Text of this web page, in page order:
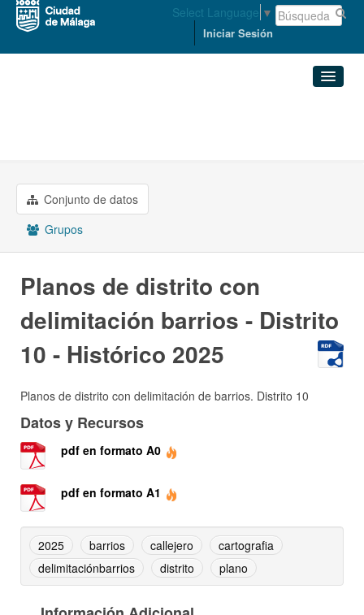
Select Language ▼
Iniciar Sesión
Grupos
Acerca de
Conjunto de datos
Grupos
Planos de distrito con
delimitación barrios - Distrito
10 - Histórico 2025
Planos de distrito con delimitación de barrios. Distrito 10
Datos y Recursos
pdf en formato A0
pdf en formato A1
2025 barrios callejero
cartografia
delimitaciónbarrios
distrito plano